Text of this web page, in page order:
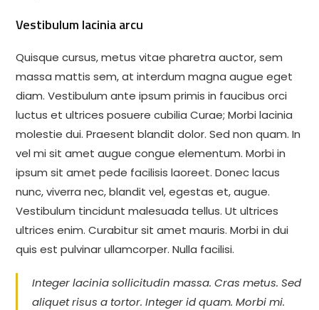
Vestibulum lacinia arcu
Quisque cursus, metus vitae pharetra auctor, sem
massa mattis sem, at interdum magna augue eget
diam. Vestibulum ante ipsum primis in faucibus orci
luctus et ultrices posuere cubilia Curae; Morbi lacinia
molestie dui. Praesent blandit dolor. Sed non quam. In
vel mi sit amet augue congue elementum. Morbi in
ipsum sit amet pede facilisis laoreet. Donec lacus
nunc, viverra nec, blandit vel, egestas et, augue.
Vestibulum tincidunt malesuada tellus. Ut ultrices
ultrices enim. Curabitur sit amet mauris. Morbi in dui
quis est pulvinar ullamcorper. Nulla facilisi.
Integer lacinia sollicitudin massa. Cras metus. Sed
aliquet risus a tortor. Integer id quam. Morbi mi.